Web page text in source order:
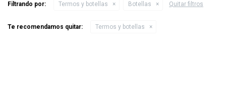
Filtrando por: Termos y botellas Botellas Quitar filtros
Te recomendamos quitar: Termos y botellas